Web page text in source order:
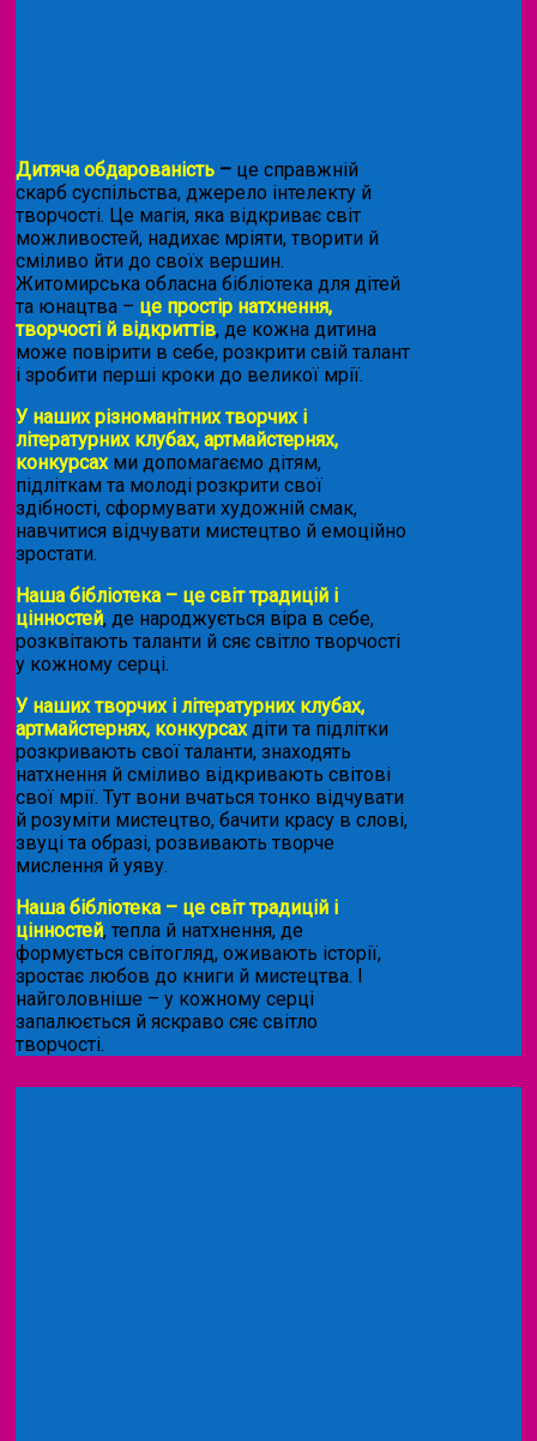
Дитяча обдарованість – це справжній
скарб суспільства, джерело інтелекту й
творчості. Це магія, яка відкриває світ
можливостей, надихає мріяти, творити й
сміливо йти до своїх вершин.
Житомирська обласна бібліотека для дітей
та юнацтва – це простір натхнення,
творчості й відкриттів, де кожна дитина
може повірити в себе, розкрити свій талант
і зробити перші кроки до великої мрії.
У наших різноманітних творчих і
літературних клубах, артмайстернях,
конкурсахми допомагаємо дітям,
підліткам та молоді розкрити свої
здібності, сформувати художній смак,
навчитися відчувати мистецтво й емоційно
зростати.
Наша бібліотека – це світ традицій і
цінностей, де народжується віра в себе,
розквітають таланти й сяє світло творчості
у кожному серці.
У наших творчих і літературних клубах,
артмайстернях, конкурсахдіти та підлітки
розкривають свої таланти, знаходять
натхнення й сміливо відкривають світові
свої мрії. Тут вони вчаться тонко відчувати
й розуміти мистецтво, бачити красу в слові,
звуці та образі, розвивають творче
мислення й уяву.
Наша бібліотека – це світ традицій і
цінностей, тепла й натхнення, де
формується світогляд, оживають історії,
зростає любов до книги й мистецтва. І
найголовніше – у кожному серці
запалюється й яскраво сяє світло
творчості.